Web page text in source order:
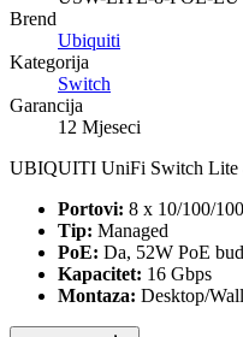
Brend
Ubiquiti
Kategorija
Switch
Garancija
12 Mjeseci
UBIQUITI UniFi Switch Lite
Portovi: 8 x 10/100/
Tip: Managed
PoE: Da, 52W PoE
Kapacitet: 16 Gbps
Montaza: Desktop/